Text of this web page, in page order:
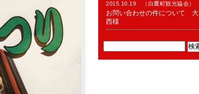
2015.10.19 （白鷹町観光協会）
お問い合わせの件について 大
西様